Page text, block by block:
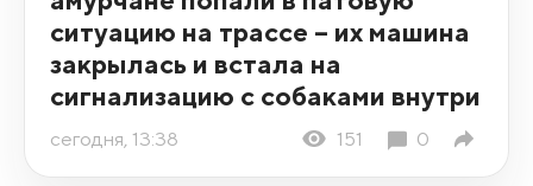
ситуацию на трассе – их машина
закрылась и встала на
сигнализацию с собаками внутри
сегодня, 13:38 151 0